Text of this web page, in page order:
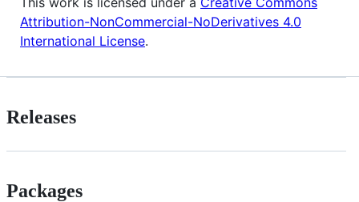
Attribution-NonCommercial-NoDerivatives 4.0
International License.
Releases
Packages